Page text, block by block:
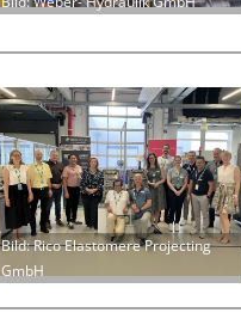
Bild: Rico Elastomere Projecting
GmbH